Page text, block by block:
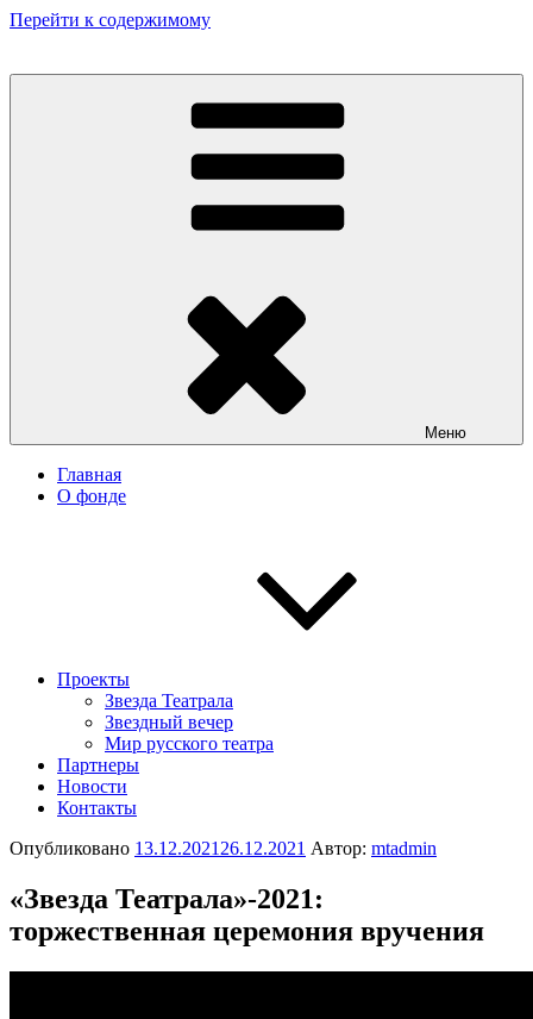
Перейти к содержимому
Некоммерческий фонд культурных и гуманитарных инициатив
Меню
Главная
О фонде
Проекты
Звезда Театрала
Звездный вечер
Мир русского театра
Партнеры
Новости
Контакты
Опубликовано 13.12.2021 26.12.2021 Автор: mtadmin
«Звезда Театрала»-2021:
торжественная церемония вручения